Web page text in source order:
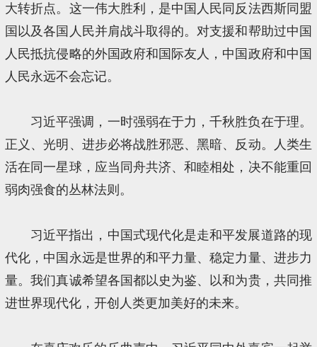
大转折点。这一伟大胜利，是中国人民同反法西斯同盟
国以及各国人民并肩战斗取得的。对支援和帮助过中国
人民抵抗侵略的外国政府和国际友人，中国政府和中国
人民永远不会忘记。
习近平强调，一时强弱在于力，千秋胜负在于理。
正义、光明、进步必将战胜邪恶、黑暗、反动。人类生
活在同一星球，应当同舟共济、和睦相处，决不能重回
弱肉强食的丛林法则。
习近平指出，中国式现代化是走和平发展道路的现
代化，中国永远是世界的和平力量、稳定力量、进步力
量。我们真诚希望各国都以史为鉴、以和为贵，共同推
进世界现代化，开创人类更加美好的未来。